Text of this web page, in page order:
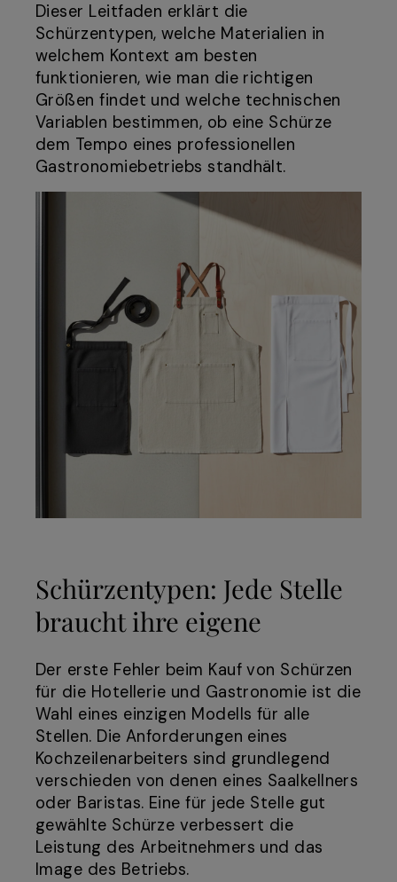
Dieser Leitfaden erklärt die
Schürzentypen, welche Materialien in
welchem Kontext am besten
funktionieren, wie man die richtigen
Größen findet und welche technischen
Variablen bestimmen, ob eine Schürze
dem Tempo eines professionellen
Gastronomiebetriebs standhält.
Schürzentypen: Jede Stelle
braucht ihre eigene
Der erste Fehler beim Kauf von Schürzen
für die Hotellerie und Gastronomie ist die
Wahl eines einzigen Modells für alle
Stellen. Die Anforderungen eines
Kochzeilenarbeiters sind grundlegend
verschieden von denen eines Saalkellners
oder Baristas. Eine für jede Stelle gut
gewählte Schürze verbessert die
Leistung des Arbeitnehmers und das
Image des Betriebs.